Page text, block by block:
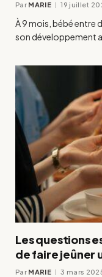
Par MARIE 19 juillet
À 9 mois, bébé entre
son développement
Les questions
de faire jeûner
Par MARIE 3 mars